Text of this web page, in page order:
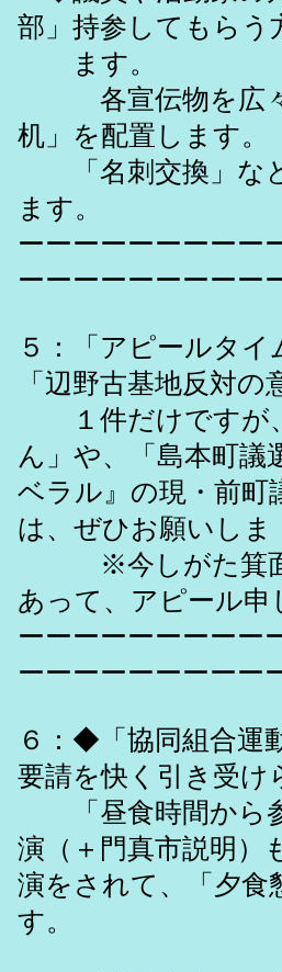
部」持参してもらう
ます。
各宣伝物を広々
机」を配置します。
「名刺交換」など
ます。
ーーーーーーーーー
ーーーーーーーーー
５：「アピールタ
「辺野古基地反対の
１件だけですが、
ん」や、「島本町
ベラル』の現・前町
は、ぜひお願いし
※今しがた箕面
あって、アピール申
ーーーーーーーーー
ーーーーーーーーー
６：◆「協同組合運
要請を快く引き受け
「昼食時間から参
演（＋門真市説
演をされて、「夕食
す。